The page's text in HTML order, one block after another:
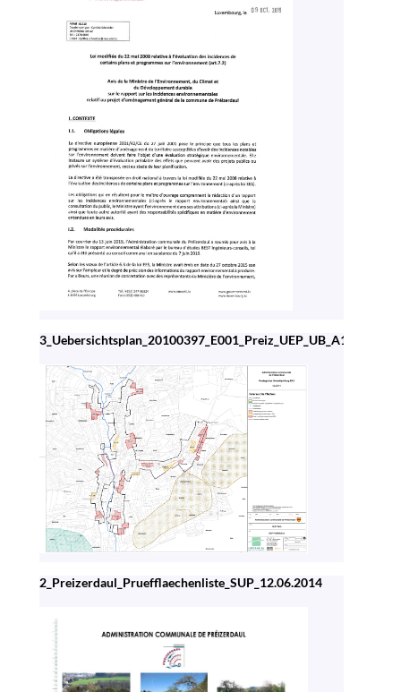
3_Uebersichtsplan_20100397_E001_Preiz_UEP_UB_A1
2_Preizerdaul_Pruefflaechenliste_SUP_12.06.2014